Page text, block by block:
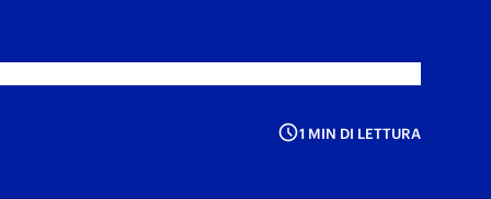
1 MIN DI LETTURA